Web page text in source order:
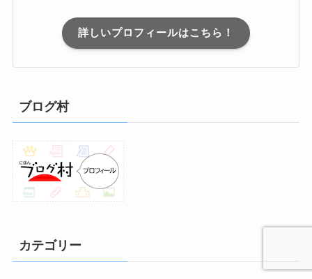
詳しいプロフィールはこちら！
ブログ村
カテゴリー